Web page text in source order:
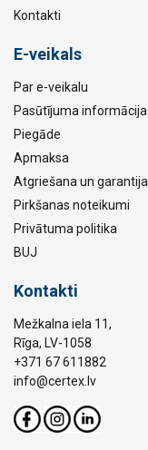
Kontakti
E-veikals
Par e-veikalu
Pasūtījuma informācija
Piegāde
Apmaksa
Atgriešana un garantija
Pirkšanas noteikumi
Privātuma politika
BUJ
Kontakti
Mežkalna iela 11,
Rīga, LV-1058
+371 67 611882
info@certex.lv